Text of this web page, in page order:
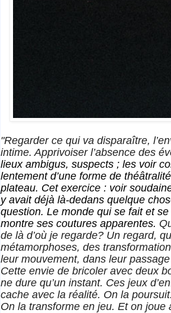
"Regarder ce qui va disparaître,
intime. Apprivoiser l’absence des
lieux ambigus, suspects ; les voir
lentement d’une forme de
plateau. Cet exercice : voir
y avait déjà là-dedans quelque
question. Le monde qui se fait et
montre ses coutures apparentes.
de là d’où je regarde? Un regard,
métamorphoses, des
leur mouvement, dans leur
Cette envie de bricoler avec deux
ne dure qu’un instant. Ces jeux
cache avec la réalité. On la
On la transforme en jeu. Et on joue